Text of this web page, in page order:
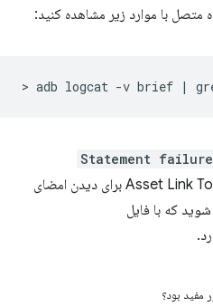
با موارد زیر مشاهده کنید:
> adb logcat -v brief |
Statement
، باید از ابزار Asset Link Tool برای دیدن امضای
که با فایل
مفید بود؟